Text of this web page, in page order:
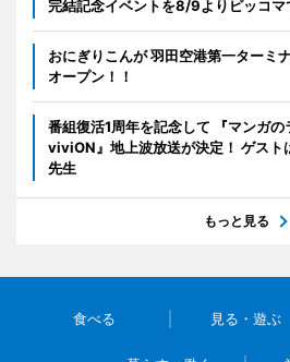
完結記念イベントを8/9よりピッコマ
おにぎりこんが 羽田空港第一ターミ
オープン！！
番組復活1周年を記念して 『マンガ
viviON』地上波放送が決定！ ゲスト
先生
もっと見る
食べる 見る・遊ぶ